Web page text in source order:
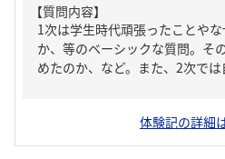
【質問内容】
1次は学生時代頑張ったことや
か、等のベーシックな質問。そ
めたのか、など。また、2次で
体験記の詳細